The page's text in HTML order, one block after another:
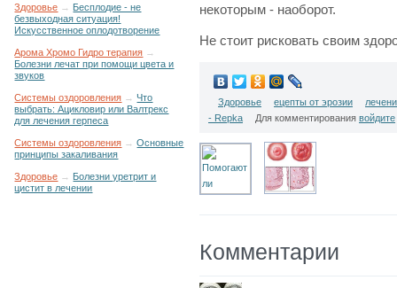
некоторым - наоборот.
Не стоит рисковать своим
Здоровье ецепты от эрозии
- Repka
Для комментирования войдите
Комментарии
Здоровье → Бесплодие - не
безвыходная ситуация!
Искусственное оплодотворение
Арома Хромо Гидро терапия →
Болезни лечат при помощи цвета и
звуков
Системы оздоровления →Что
выбрать: Ацикловир или Валтрекс
для лечения герпеса
Системы оздоровления →Основные
принципы закаливания
Здоровье → Болезни уретрит и
цистит в лечении